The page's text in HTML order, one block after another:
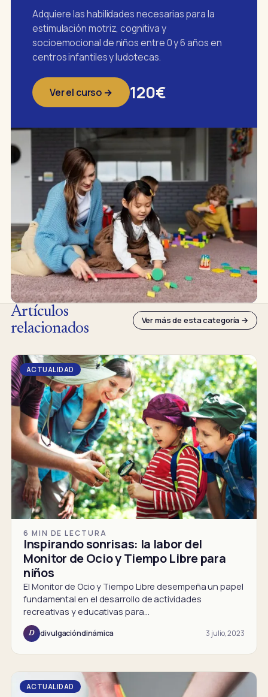
Adquiere las habilidades necesarias para la
estimulación motriz, cognitiva y
socioemocional de niños entre 0 y 6 años en
centros infantiles y ludotecas.
Ver el curso → 120€
Artículos
relacionados
Ver más de esta categoría →
ACTUALIDAD
6 MIN DE LECTURA
Inspirando sonrisas: la labor del
Monitor de Ocio y Tiempo Libre para
niños
El Monitor de Ocio y Tiempo Libre desempeña un papel
fundamental en el desarrollo de actividades
recreativas y educativas para…
D divulgacióndinámica 3 julio, 2023
ACTUALIDAD